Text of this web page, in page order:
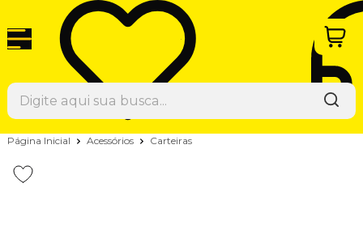
Página Inicial Acessórios Carteiras